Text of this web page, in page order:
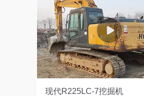
现代R225LC-7挖掘机